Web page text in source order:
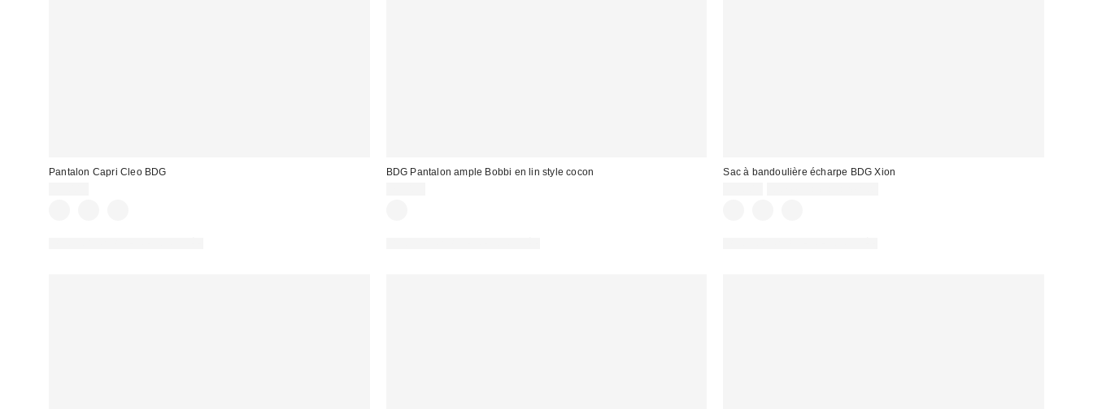
Pantalon Capri Cleo BDG
BDG Pantalon ample Bobbi en lin style cocon
Sac à bandoulière écharpe BDG Xion